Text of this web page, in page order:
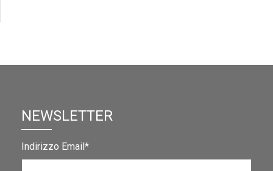
NEWSLETTER
Indirizzo Email*